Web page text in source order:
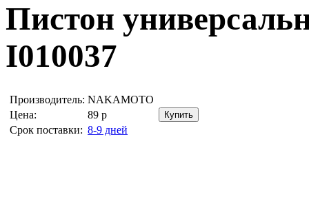
Пистон
I010037
Производитель: NAKAMOTO
Цена:
89 р
Срок поставки: 8-9 дней